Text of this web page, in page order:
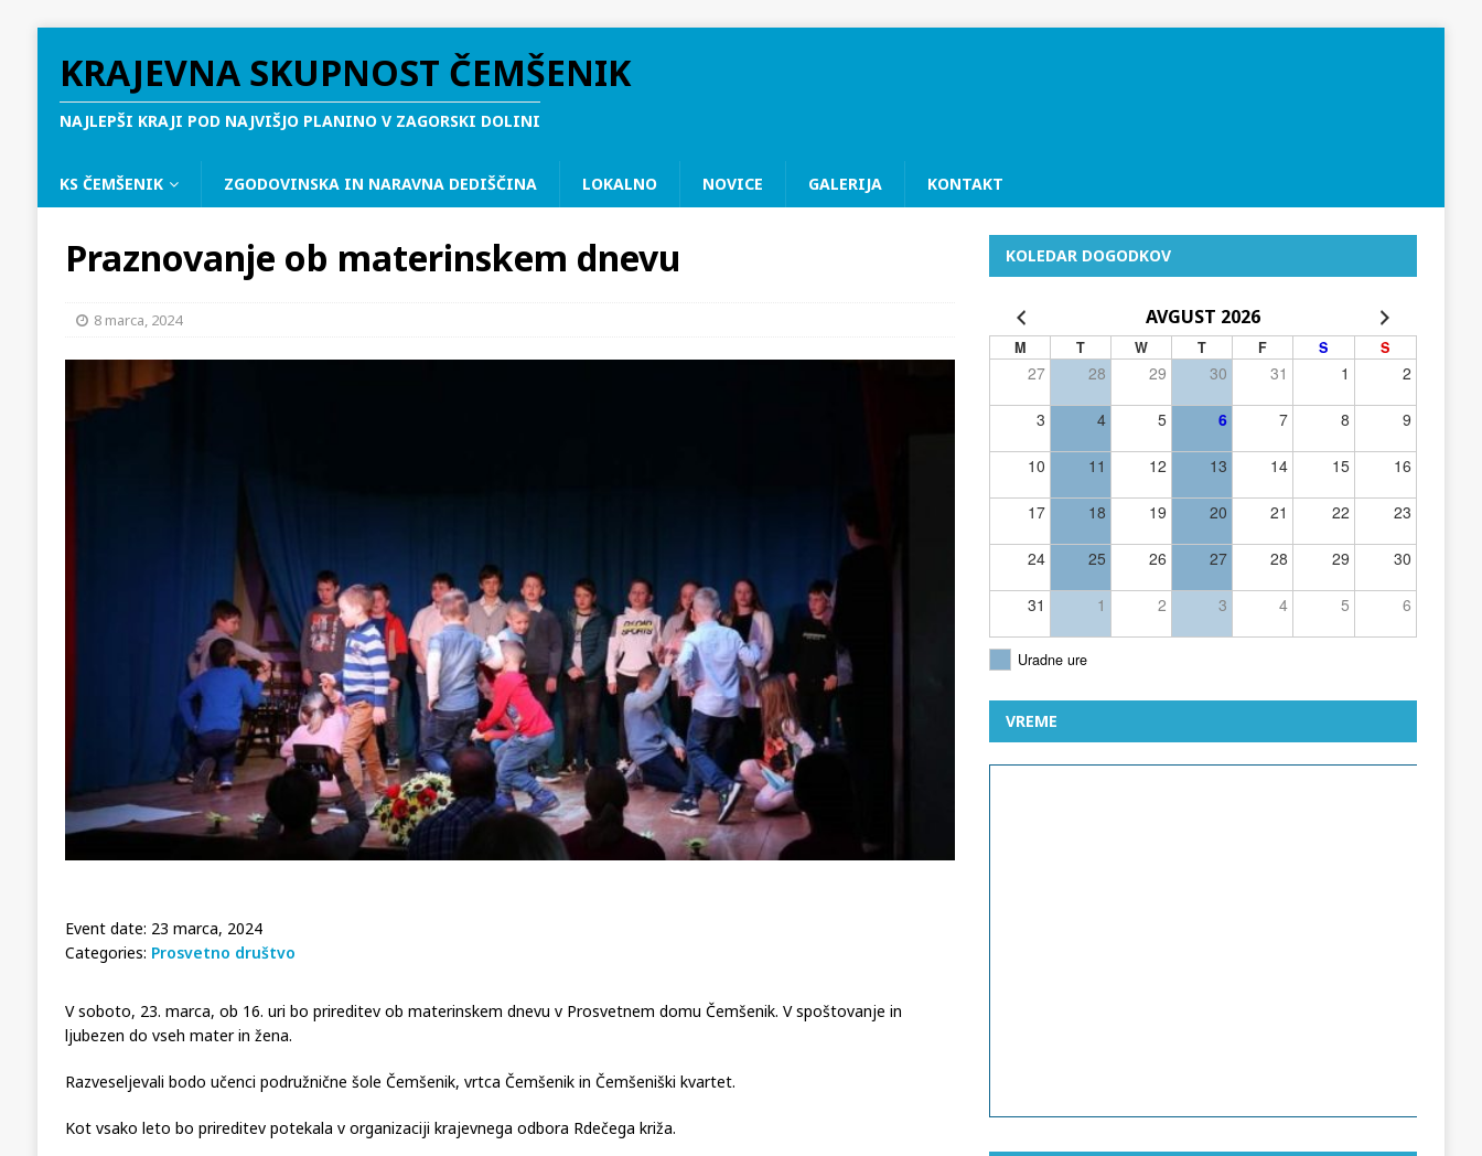
KRAJEVNA SKUPNOST ČEMŠENIK
NAJLEPŠI KRAJI POD NAJVIŠJO PLANINO V ZAGORSKI DOLINI
KS ČEMŠENIK ZGODOVINSKA IN NARAVNA DEDIŠČINA LOKALNO NOVICE GALERIJA KONTAKT
Praznovanje ob materinskem dnevu
8 marca, 2024
Event date: 23 marca, 2024
Categories: Prosvetno društvo
V soboto, 23. marca, ob 16. uri bo prireditev ob materinskem dnevu v Prosvetnem domu Čemšenik. V spoštovanje in
ljubezen do vseh mater in žena.
Razveseljevali bodo učenci podružnične šole Čemšenik, vrtca Čemšenik in Čemšeniški kvartet.
Kot vsako leto bo prireditev potekala v organizaciji krajevnega odbora Rdečega križa.
KOLEDAR DOGODKOV
AVGUST 2026
M T W T F S S
27 28 29 30 31 1 2
3 4 5 6 7 8 9
10 11 12 13 14 15 16
17 18 19 20 21 22 23
24 25 26 27 28 29 30
31 1 2 3 4 5 6
Uradne ure
VREME